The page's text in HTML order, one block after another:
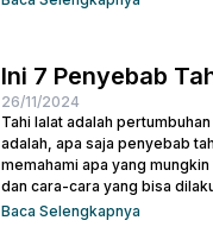
Ini 7 Penyebab
26/11/2024
Tahi lalat adalah
adalah, apa saja penyebab
memahami apa yang
dan cara-cara yang bisa
kulitmu. 7...
Baca Selengkapnya